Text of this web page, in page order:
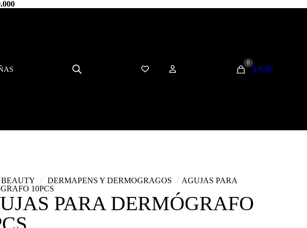
0
$ 0,00
BEAUTY / DERMAPENS Y DERMOGRAGOS / AGUJAS PARA
10PCS
PARA DERMÓGRAFO